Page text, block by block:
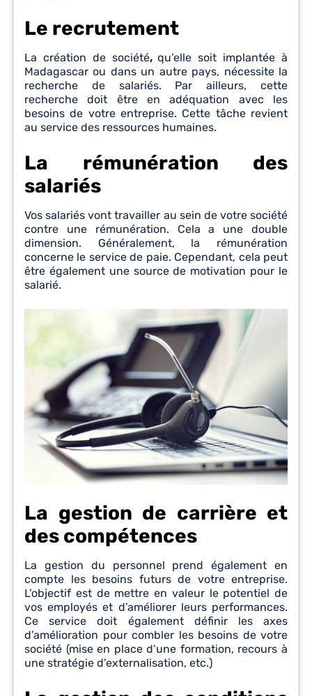
Le recrutement
La création de société,qu’elle soit implantée à
Madagascar ou dans un autre pays, nécessite la
recherche de salariés. Par ailleurs, cette
recherche doit être en adéquation avec les
besoins de votre entreprise. Cette tâche revient
au service des ressources humaines.
La rémunération des
salariés
Vos salariés vont travailler au sein de votre société
contre une rémunération. Cela a une double
dimension. Généralement, la rémunération
concerne le service de paie. Cependant, cela peut
être également une source de motivation pour le
salarié.
La gestion de carrière et
des compétences
La gestion du personnel prend également en
compte les besoins futurs de votre entreprise.
L’objectif est de mettre en valeur le potentiel de
vos employés et d’améliorer leurs performances.
Ce service doit également définir les axes
d’amélioration pour combler les besoins de votre
société (mise en place d’une formation, recours à
une stratégie d’externalisation, etc.)